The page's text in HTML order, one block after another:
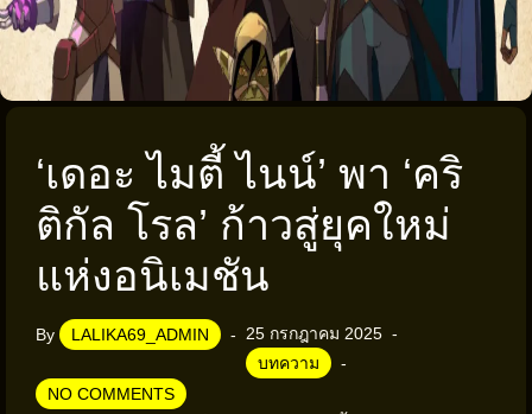
‘เดอะ ไมตี้ ไนน์’ พา ‘คริ
ติกัล โรล’ ก้าวสู่ยุคใหม่
แห่งอนิเมชัน
By LALIKA69_ADMIN
25 กรกฎาคม 2025
บทความ
NO COMMENTS